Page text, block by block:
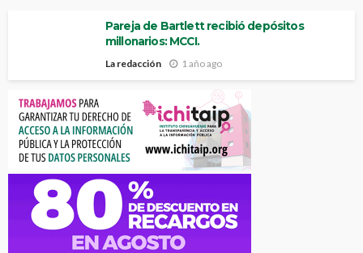
Pareja de Bartlett recibió depósitos
millonarios: MCCI.
La redacción 1 año ago